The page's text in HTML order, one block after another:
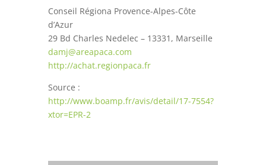
Conseil Régiona Provence-Alpes-Côte
d’Azur
29 Bd Charles Nedelec – 13331, Marseille
damj@areapaca.com
http://achat.regionpaca.fr
Source :
http://www.boamp.fr/avis/detail/17-7554?
xtor=EPR-2